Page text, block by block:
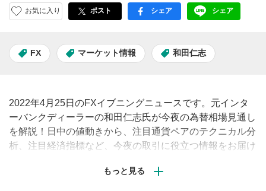
お気に入り ポスト facebook
シェア LINE
シェア
FX マーケット情報 和田仁志
2022年4月25日のFXイブニングニュースです。元インタ
ーバンクディーラーの和田仁志氏が今夜の為替相場見通し
を解説！日中の値動きから、注目通貨ペアのテクニカル分
析、注目経済指標など、今夜の取引に役立つ情報をお届け
動画内で表示されるチャートや経済指標の画面はMATSUI